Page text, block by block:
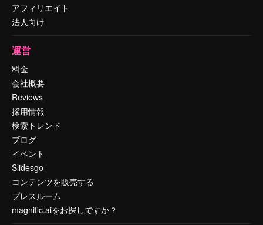
アフィリエイト
法人向け
運営
料金
会社概要
Reviews
採用情報
検索トレンド
ブログ
イベント
Slidesgo
コンテンツを販売する
プレスルーム
magnific.aiをお探しですか？